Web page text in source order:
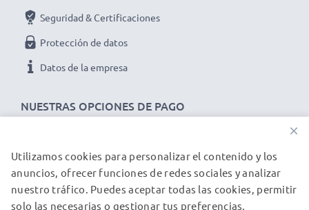
➢ El cable USB es compatible con versiones USB
anteriores
Datos técnicos del cable USB Panasonic para
X920 -X929:
Material del Cable : PVC
Material conector: PVC
Conector 1: Mini USB
NUESTRAS OPCIONES DE PAGO
Seguridad & Certificaciones
Protección de datos
Datos de la empresa
NUESTROS PARTNERS DE ENVÍO
×
Utilizamos cookies para personalizar el contenido y los
anuncios, ofrecer funciones de redes sociales y analizar
nuestro tráfico. Puedes aceptar todas las cookies, permitir
solo las necesarias o gestionar tus preferencias.